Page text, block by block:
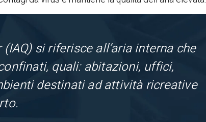
si riferisce all’aria interna che
quali: abitazioni, uffici,
destinati ad attività ricreative